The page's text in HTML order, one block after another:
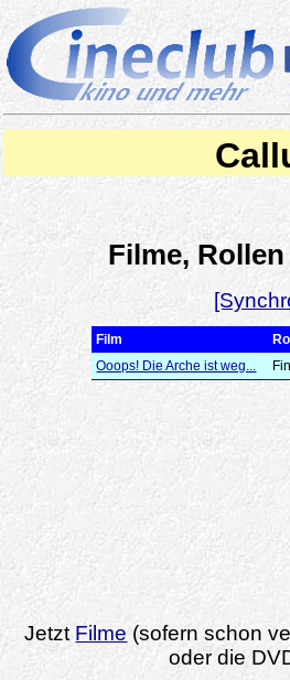
Filme,
Film
Ooops! Die Arche ist weg...
Jetzt Filme (sofern schon
oder die